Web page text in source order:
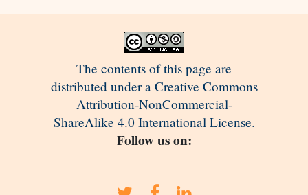
The contents of this page are
distributed under a Creative Commons
Attribution-NonCommercial-
ShareAlike 4.0 International License.
Follow us on: